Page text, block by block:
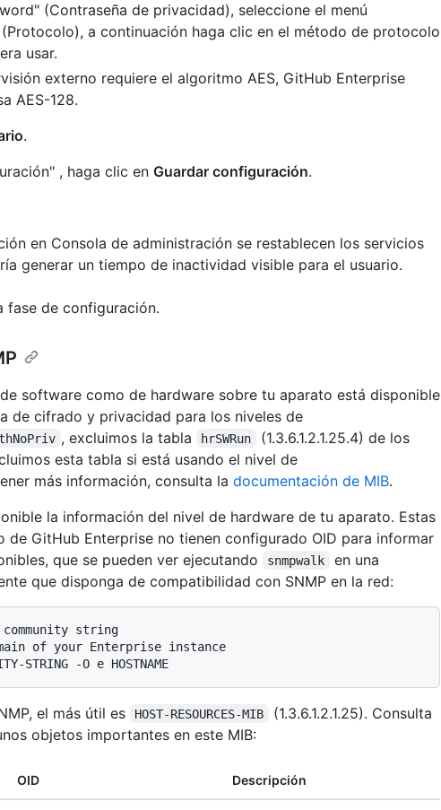
(Contraseña de privacidad), seleccione el menú
(Protocolo), a continuación haga clic en el método de protocolo
usar.
externo requiere el algoritmo AES, GitHub Enterprise
AES-128.
.
, haga clic en Guardar configuración.
en Consola de administración se restablecen los servicios
generar un tiempo de inactividad visible para el usuario.
fase de configuración.
software como de hardware sobre tu aparato está disponible
de cifrado y privacidad para los niveles de
, excluimos la tabla hrSWRun
(1.3.6.1.2.1.25.4) de los
esta tabla si está usando el nivel de
más información, consulta la documentación de MIB.
la información del nivel de hardware de tu aparato. Estas
de GitHub Enterprise no tienen configurado OID para informar
que se pueden ver ejecutando
snmpwalk
en una
que disponga de compatibilidad con SNMP en la red:
string
of your Enterprise instance
STRING -O e HOSTNAME
el más útil es HOST-RESOURCES-MIB
(1.3.6.1.2.1.25). Consulta
objetos importantes en este MIB:
OID Descripción